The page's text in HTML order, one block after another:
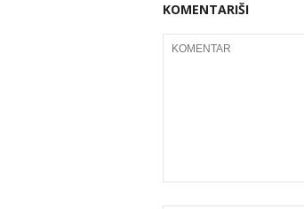
KOMENTARIŠI